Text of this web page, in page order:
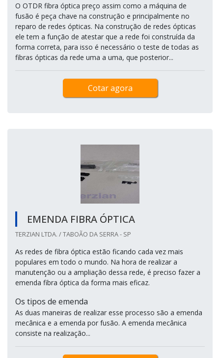
O OTDR fibra óptica preço assim como a máquina de
fusão é peça chave na construção e principalmente no
reparo de redes ópticas. Na construção de redes ópticas
ele tem a função de atestar que a rede foi construída da
forma correta, para isso é necessário o teste de todas as
fibras ópticas da rede uma a uma, que posterior...
Cotar agora
EMENDA FIBRA ÓPTICA
TERZIAN LTDA. / TABOÃO DA SERRA - SP
As redes de fibra óptica estão ficando cada vez mais
populares em todo o mundo. Na hora de realizar a
manutenção ou a ampliação dessa rede, é preciso fazer a
emenda fibra óptica da forma mais eficaz.
Os tipos de emenda
As duas maneiras de realizar esse processo são a emenda
mecânica e a emenda por fusão. A emenda mecânica
consiste na realização...